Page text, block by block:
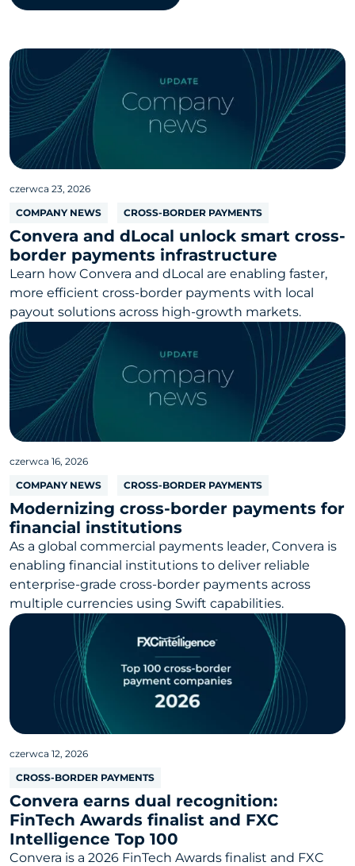
czerwca 23, 2026
COMPANY NEWS
CROSS-BORDER PAYMENTS
Convera and dLocal unlock smart cross-
border payments infrastructure
Learn how Convera and dLocal are enabling faster,
more efficient cross-border payments with local
payout solutions across high-growth markets.
czerwca 16, 2026
COMPANY NEWS
CROSS-BORDER PAYMENTS
Modernizing cross-border payments for
financial institutions
As a global commercial payments leader, Convera is
enabling financial institutions to deliver reliable
enterprise-grade cross-border payments across
multiple currencies using Swift capabilities.
czerwca 12, 2026
CROSS-BORDER PAYMENTS
Convera earns dual recognition:
FinTech Awards finalist and FXC
Intelligence Top 100
Convera is a 2026 FinTech Awards finalist and FXC